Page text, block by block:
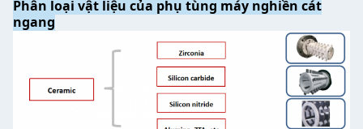
Phân loại vật liệu của phụ tùng máy nghiền cát
ngang